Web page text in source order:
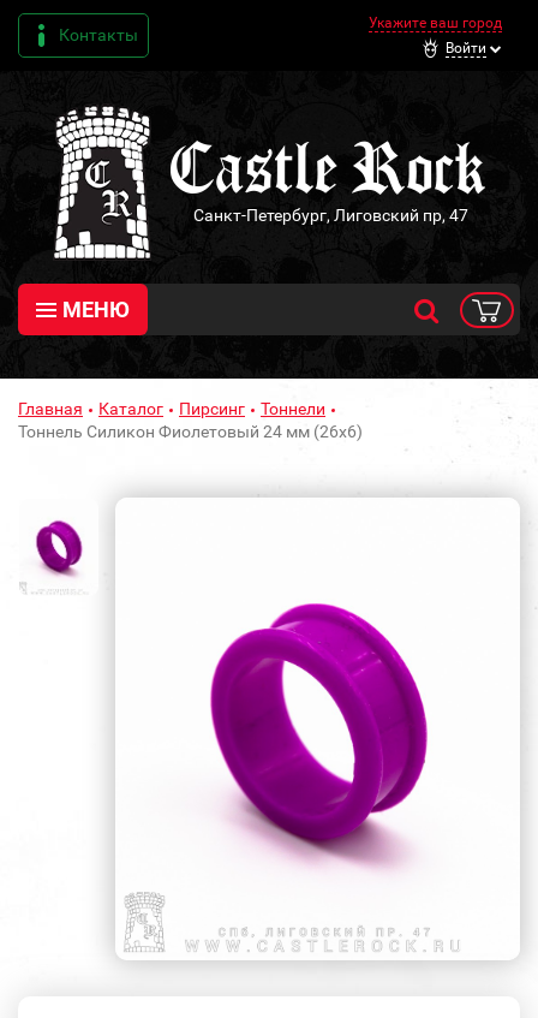
Контакты
Укажите ваш город
Войти
Санкт-Петербург, Лиговский пр, 47
МЕНЮ
Главная Каталог Пирсинг
Тоннели
Тоннель Силикон Фиолетовый 24 мм (26х6)